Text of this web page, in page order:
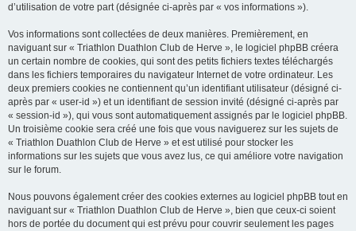
d’utilisation de votre part (désignée ci-après par « vos informations »).
Vos informations sont collectées de deux manières. Premièrement, en
naviguant sur « Triathlon Duathlon Club de Herve », le logiciel phpBB créera
un certain nombre de cookies, qui sont des petits fichiers textes téléchargés
dans les fichiers temporaires du navigateur Internet de votre ordinateur. Les
deux premiers cookies ne contiennent qu’un identifiant utilisateur (désigné ci-
après par « user-id ») et un identifiant de session invité (désigné ci-après par
« session-id »), qui vous sont automatiquement assignés par le logiciel phpBB.
Un troisième cookie sera créé une fois que vous naviguerez sur les sujets de
« Triathlon Duathlon Club de Herve » et est utilisé pour stocker les
informations sur les sujets que vous avez lus, ce qui améliore votre navigation
sur le forum.
Nous pouvons également créer des cookies externes au logiciel phpBB tout en
naviguant sur « Triathlon Duathlon Club de Herve », bien que ceux-ci soient
hors de portée du document qui est prévu pour couvrir seulement les pages